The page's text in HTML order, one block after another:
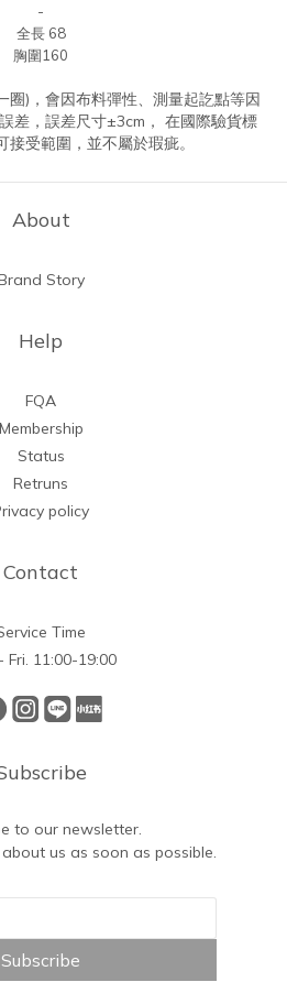
-
全長 68
胸圍160
)，會因布料彈性、測量起訖點等因
差，誤差尺寸±3cm， 在國際驗貨標
接受範圍，並不屬於瑕疵。
About
Story
Help
FQA
Membership
Status
Retruns
policy
Contact
Time
Fri. 11:00-19:00
to our newsletter.
us as soon as possible.
Subscribe